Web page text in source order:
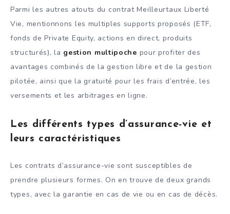
Parmi les autres atouts du contrat Meilleurtaux Liberté
Vie, mentionnons les multiples supports proposés (ETF,
fonds de Private Equity, actions en direct, produits
structurés), la gestion multipoche pour profiter des
avantages combinés de la gestion libre et de la gestion
pilotée, ainsi que la gratuité pour les frais d’entrée, les
versements et les arbitrages en ligne.
Les différents types d’assurance-vie et
leurs caractéristiques
Les contrats d’assurance-vie sont susceptibles de
prendre plusieurs formes. On en trouve de deux grands
types, avec la garantie en cas de vie ou en cas de décès.